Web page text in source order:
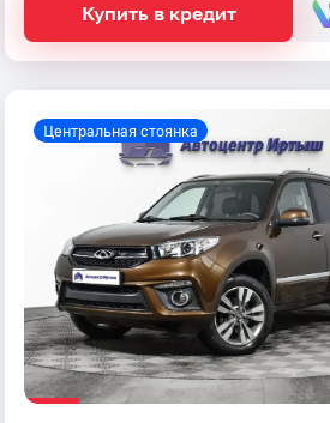
Купить в кредит
Центральная стоянка